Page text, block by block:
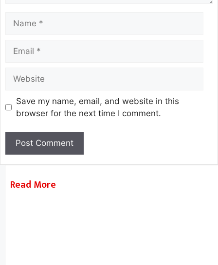
Save my name, email, and website in this
browser for the next time I comment.
Read More